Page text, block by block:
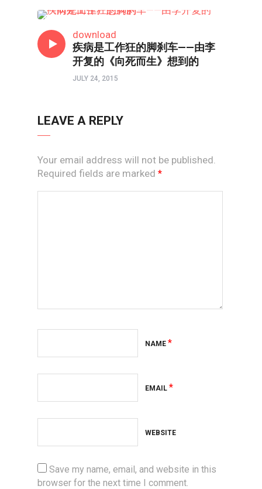
download
疾病是工作狂的脚刹车——由李
开复的《向死而生》想到的
JULY 24, 2015
LEAVE A REPLY
Your email address will not be published.
Required fields are marked *
NAME *
EMAIL *
WEBSITE
Save my name, email, and website in this
browser for the next time I comment.